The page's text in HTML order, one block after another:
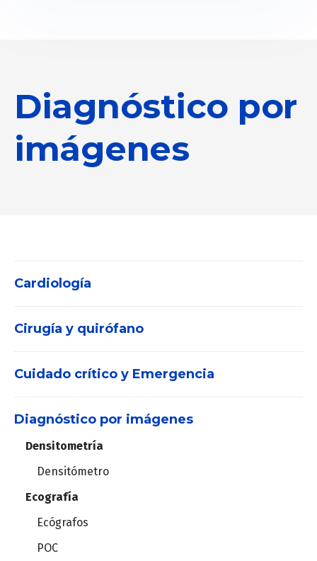
Diagnóstico por
imágenes
Cardiología
Electrocardiógrafos
Estación cardiopulmonar
Ergometría
Ergoespirómetros
Cirugía y quirófano
Máquinas de anestesia
Instrumental de laparoscopía
Torre de laparoscopía
Cuidado crítico y Emergencia
DEA
Desfibriladores
Central de Monitoreo
Monitores de signos vitales
Monitores de pacientes
Diagnóstico por imágenes
Densitometría
Densitómetro
Ecografía
Ecógrafos
POC